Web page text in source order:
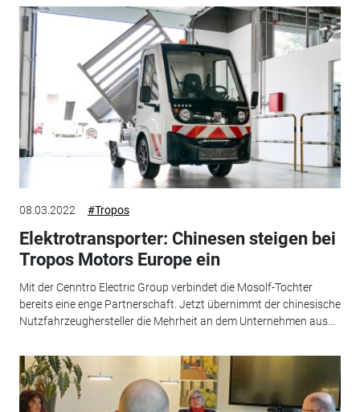
08.03.2022 #Tropos
Elektrotransporter: Chinesen steigen bei
Tropos Motors Europe ein
Mit der Cenntro Electric Group verbindet die Mosolf-Tochter
bereits eine enge Partnerschaft. Jetzt übernimmt der chinesische
Nutzfahrzeughersteller die Mehrheit an dem Unternehmen aus...